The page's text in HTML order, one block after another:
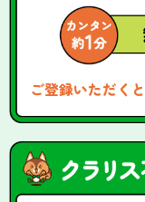
ご登録いただくと